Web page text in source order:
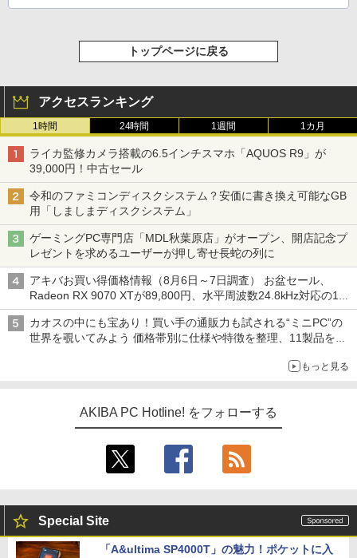
トップページに戻る
アクセスランキング
1時間 24時間 1週間 1カ月
ライカ監修カメラ搭載の6.5インチスマホ「AQUOS R9」が
39,000円！中古セール
令和のファミコンディスクシステム？安価に書き換え可能なGB
用「しましまディスクシステム」
ゲーミングPC専門店「MDL秋葉原店」がオープン、開店記念プ
レゼントを求めるユーザーが押し寄せ長蛇の列に
アキバお買い得価格情報（8月6日～7日調査） お盆セール、
Radeon RX 9070 XTが89,800円、水平周波数24.8kHz対応の17
型モニターが9,801円、暑さ指数連動セール ほか
カオスの中にも宝あり！買い手の通販力も試される“ミニPC”の
世界を覗いてみよう 価格帯別に仕様や特徴を整理、11製品をピ
もっと見る
AKIBA PC Hotline! をフォローする
Special Site
「A&ultima SP4000T」の魅力！ポケットに入